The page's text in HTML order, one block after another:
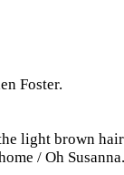
Foster.
light brown
/ Oh Susanna.